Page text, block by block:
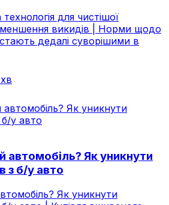
для чистішої
викидів | Норми щодо
дедалі суворішими в
автомобіль? Як уникнути
з б/у авто
Як уникнути